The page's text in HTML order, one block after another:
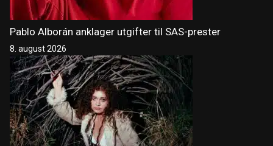
Pablo Alborán anklager utgifter til SAS-prester
8. august 2026